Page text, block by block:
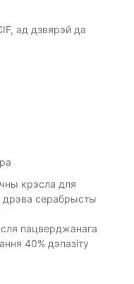
ад дзвярэй да
крэсла для
дрэва серабрысты
пацверджанага
40% дэпазіту